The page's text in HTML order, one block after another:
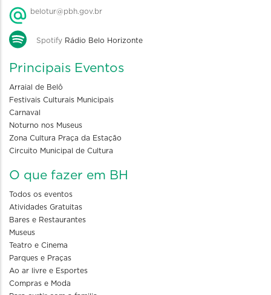
belotur@pbh.gov.br
Spotify Rádio Belo Horizonte
Principais Eventos
Arraial de Belô
Festivais Culturais Municipais
Carnaval
Noturno nos Museus
Zona Cultura Praça da Estação
Circuito Municipal de Cultura
O que fazer em BH
Todos os eventos
Atividades Gratuitas
Bares e Restaurantes
Museus
Teatro e Cinema
Parques e Praças
Ao ar livre e Esportes
Compras e Moda